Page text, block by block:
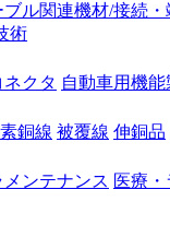
ブル関連機材/接続・
術
ネクタ 自動車用機能
銅線 被覆線 伸銅品
ンテナンス 医療